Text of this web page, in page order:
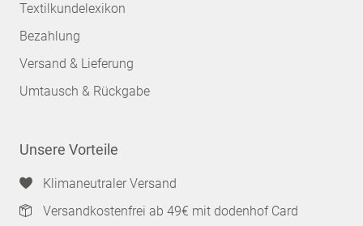
Textilkundelexikon
Bezahlung
Versand & Lieferung
Umtausch & Rückgabe
Unsere Vorteile
Klimaneutraler Versand
Versandkostenfrei ab 49€ mit dodenhof Card